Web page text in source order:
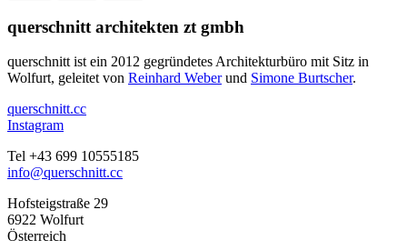
querschnitt architekten zt gmbh
querschnitt ist ein 2012 gegründetes Architekturbüro mit Sitz in
Wolfurt, geleitet von Reinhard Weberund Simone Burtscher.
querschnitt.cc
Instagram
Tel +43 699 10555185
info@querschnitt.cc
Hofsteigstraße 29
6922 Wolfurt
Österreich